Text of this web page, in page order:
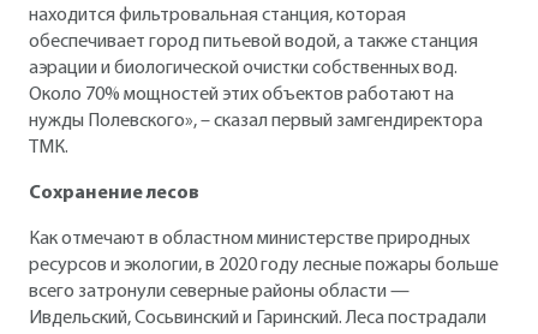
находится фильтровальная станция, которая
обеспечивает город питьевой водой, а также станция
аэрации и биологической очистки собственных вод.
Около 70% мощностей этих объектов работают на
нужды Полевского», – сказал первый замгендиректора
ТМК.
Сохранение лесов
Как отмечают в областном министерстве природных
ресурсов и экологии, в 2020 году лесные пожары больше
всего затронули северные районы области —
Ивдельский, Сосьвинский и Гаринский. Леса пострадали